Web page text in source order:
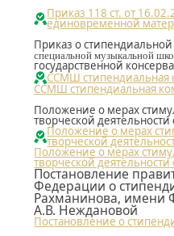
Приказ 118 ст. от
единовременной
Приказ о
специальной музыкальной
государственной
ССМШ стипендиальная
ССМШ стипендиальная
Положение о мерах
творческой деятельности
Положение о мерах
творческой
Положение о мерах
творческой
Постановление
Федерации о
Рахманинова,
А.В. Неждановой
Постановление о